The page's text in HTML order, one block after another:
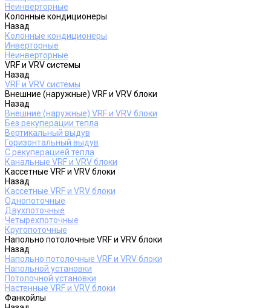
Неинверторные
Колонные кондиционеры
Назад
Колонные кондиционеры
Инверторные
Неинверторные
VRF и VRV системы
Назад
VRF и VRV системы
Внешние (наружные) VRF и VRV блоки
Назад
Внешние (наружные) VRF и VRV блоки
Без рекуперации тепла
Вертикальный выдув
Горизонтальный выдув
С рекуперацией тепла
Канальные VRF и VRV блоки
Кассетные VRF и VRV блоки
Назад
Кассетные VRF и VRV блоки
Однопоточные
Двухпоточные
Четырехпоточные
Кругопоточные
Напольно потолочные VRF и VRV блоки
Назад
Напольно потолочные VRF и VRV блоки
Напольной установки
Потолочной установки
Настенные VRF и VRV блоки
Фанкойлы